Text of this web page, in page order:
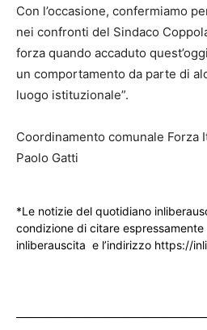
Con l’occasione, confermiamo
nei confronti del Sindaco
forza quando accaduto
un comportamento da parte di
luogo istituzionale”.
Coordinamento comunale Forza
Paolo Gatti
*Le notizie del quotidiano
condizione di citare
inliberauscita e l’indirizzo https://